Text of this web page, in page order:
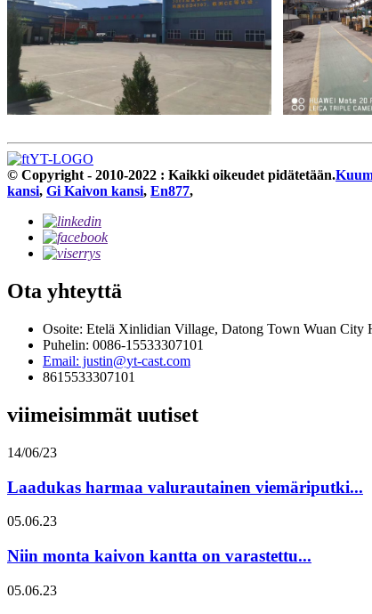
© Copyright - 2010-2022 : Kaikki oikeudet pidätetään.
kansi, Gi Kaivon kansi, En877,
Ota yhteyttä
Osoite: Etelä Xinlidian Village, Datong Town Wuan City
Puhelin: 0086-15533307101
Email: justin@yt-cast.com
8615533307101
viimeisimmät uutiset
14/06/23
Laadukas harmaa valurautainen viemäriputki...
05.06.23
Niin monta kaivon kantta on varastettu...
05.06.23